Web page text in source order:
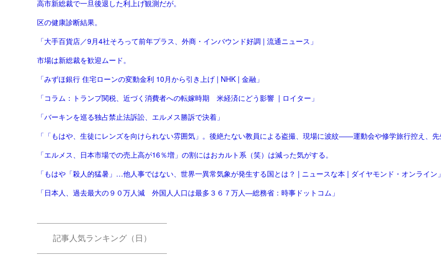
高市新総裁で一旦後退した利上げ観測だが。
区の健康診断結果。
「大手百貨店／9月4社そろって前年プラス、外商・インバウンド好調 | 流通ニュース」
市場は新総裁を歓迎ムード。
「みずほ銀行 住宅ローンの変動金利 10月から引き上げ | NHK | 金融」
「コラム：トランプ関税、近づく消費者への転嫁時期 米経済にどう影響 | ロイター」
「バーキンを巡る独占禁止法訴訟、エルメス勝訴で決着」
「エルメス、日本市場での売上高が16％増」の割にはおカルト系（笑）は減った気がする。
「もはや「殺人的猛暑」…他人事ではない、世界一異常気象が発生する国とは？ | ニュースな本 | ダイヤモンド・オンライン」
「日本人、過去最大の９０万人減 外国人人口は最多３６７万人―総務省：時事ドットコム」
記事人気ランキング（日）